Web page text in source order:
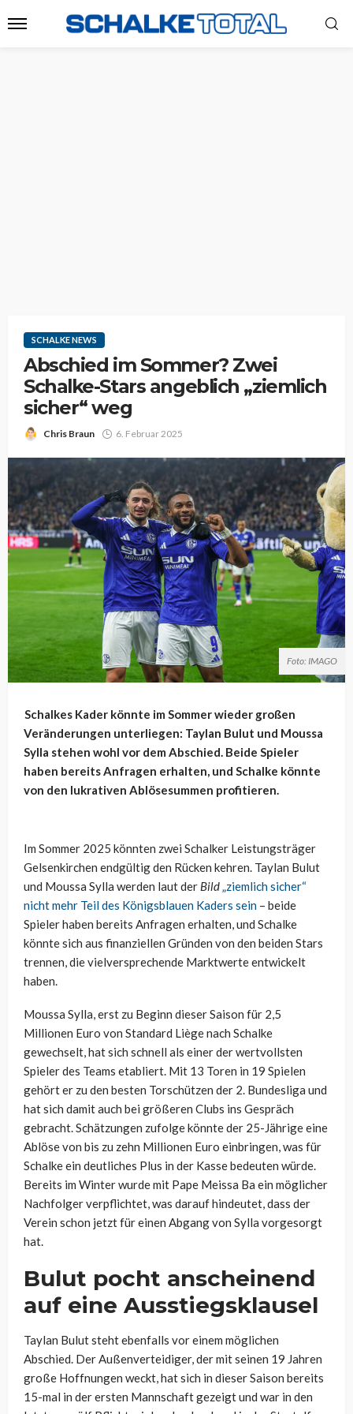
SCHALKE NEWS
Abschied im Sommer? Zwei
Schalke-Stars angeblich „ziemlich
sicher“ weg
Chris Braun 6. Februar 2025
Foto: IMAGO
Schalkes Kader könnte im Sommer wieder großen
Veränderungen unterliegen: Taylan Bulut und Moussa
Sylla stehen wohl vor dem Abschied. Beide Spieler
haben bereits Anfragen erhalten, und Schalke könnte
von den lukrativen Ablösesummen profitieren.
Im Sommer 2025 könnten zwei Schalker Leistungsträger
Gelsenkirchen endgültig den Rücken kehren. Taylan Bulut
und Moussa Sylla werden laut der Bild„ziemlich sicher“
nicht mehr Teil des Königsblauen Kaders sein – beide
Spieler haben bereits Anfragen erhalten, und Schalke
könnte sich aus finanziellen Gründen von den beiden Stars
trennen, die vielversprechende Marktwerte entwickelt
haben.
Moussa Sylla, erst zu Beginn dieser Saison für 2,5
Millionen Euro von Standard Liège nach Schalke
gewechselt, hat sich schnell als einer der wertvollsten
Spieler des Teams etabliert. Mit 13 Toren in 19 Spielen
gehört er zu den besten Torschützen der 2. Bundesliga und
hat sich damit auch bei größeren Clubs ins Gespräch
gebracht. Schätzungen zufolge könnte der 25-Jährige eine
Ablöse von bis zu zehn Millionen Euro einbringen, was für
Schalke ein deutliches Plus in der Kasse bedeuten würde.
Bereits im Winter wurde mit Pape Meissa Ba ein möglicher
Nachfolger verpflichtet, was darauf hindeutet, dass der
Verein schon jetzt für einen Abgang von Sylla vorgesorgt
hat.
Bulut pocht anscheinend
auf eine Ausstiegsklausel
Taylan Bulut steht ebenfalls vor einem möglichen
Abschied. Der Außenverteidiger, der mit seinen 19 Jahren
große Hoffnungen weckt, hat sich in dieser Saison bereits
15-mal in der ersten Mannschaft gezeigt und war in den